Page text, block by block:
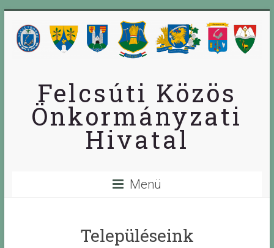
Felcsúti Közös
Önkormányzati
Hivatal
Menü
Településeink